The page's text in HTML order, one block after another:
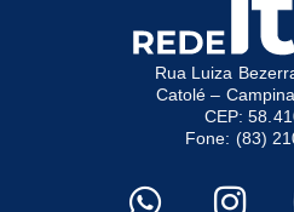
Rua Luiza
Catolé –
CEP:
Fone: (83)